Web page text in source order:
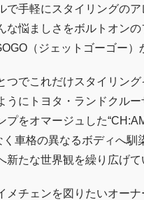
で手軽にスタイリングの
な悩ましさをボルトオン
（ジェットゴーゴー）
つでこれだけスタイリン
にトヨタ・ランドクル
をオマージュした
く車格の異なるボディへ
たな世界観を繰り広げて
メチェンを図りたいオー